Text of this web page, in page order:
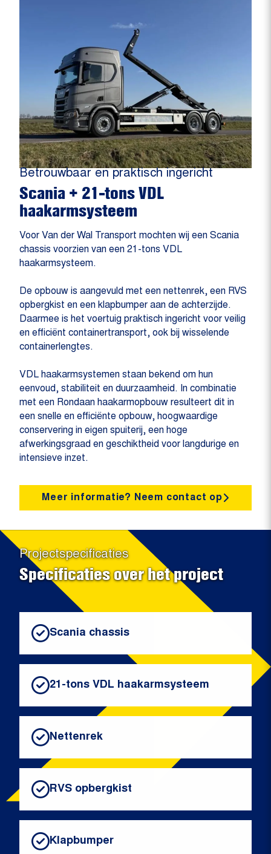
Betrouwbaar en praktisch ingericht
Scania + 21-tons VDL
haakarmsysteem
Voor Van der Wal Transport mochten wij een Scania
chassis voorzien van een 21-tons VDL
haakarmsysteem.
De opbouw is aangevuld met een nettenrek, een RVS
opbergkist en een klapbumper aan de achterzijde.
Daarmee is het voertuig praktisch ingericht voor veilig
en efficiënt containertransport, ook bij wisselende
containerlengtes.
VDL haakarmsystemen staan bekend om hun
eenvoud, stabiliteit en duurzaamheid. In combinatie
met een Rondaan haakarmopbouw resulteert dit in
een snelle en efficiënte opbouw, hoogwaardige
conservering in eigen spuiterij, een hoge
afwerkingsgraad en geschiktheid voor langdurige en
intensieve inzet.
Meer informatie? Neem contact op
Projectspecificaties
Specificaties over het project
Scania chassis
21-tons VDL haakarmsysteem
Nettenrek
RVS opbergkist
Klapbumper